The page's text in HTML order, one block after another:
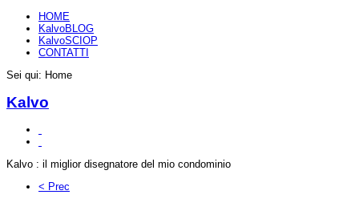
HOME
KalvoBLOG
KalvoSCIOP
CONTATTI
Sei qui: Home
Kalvo
Kalvo : il miglior disegnatore del mio condominio
< Prec